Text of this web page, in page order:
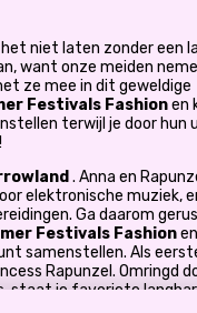
het niet laten zonder een
want onze meiden
ze mee in dit geweldige
Festivals Fashionen
terwijl je door hun
. Anna en
elektronische muziek,
Ga daarom
Festivals Fashion
samenstellen. Als
Rapunzel. Omringd
staat je favoriete